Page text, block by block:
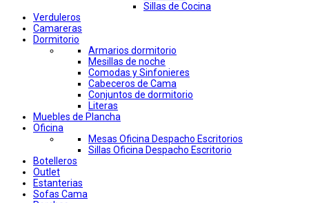
Sillas de Cocina
Verduleros
Camareras
Dormitorio
Armarios dormitorio
Mesillas de noche
Comodas y Sinfonieres
Cabeceros de Cama
Conjuntos de dormitorio
Literas
Muebles de Plancha
Oficina
Mesas Oficina Despacho Escritorios
Sillas Oficina Despacho Escritorio
Botelleros
Outlet
Estanterias
Sofas Cama